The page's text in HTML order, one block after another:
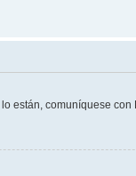
están, comuníquese